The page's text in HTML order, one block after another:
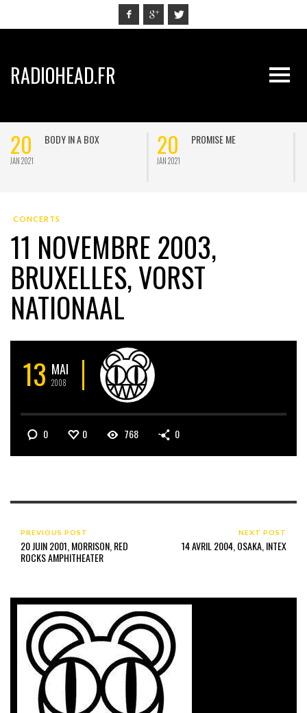
RADIOHEAD.FR
20
JAN 2021
BODY IN A BOX 20
JAN 2021
PROMISE ME
CONCERTS
11 NOVEMBRE 2003,
BRUXELLES, VORST
NATIONAAL
13 MAI
2008
0 0 768 0
PREVIOUS POST
20 JUIN 2001, MORRISON, RED
ROCKS AMPHITHEATER
NEXT POST
14 AVRIL 2004, OSAKA, INTEX